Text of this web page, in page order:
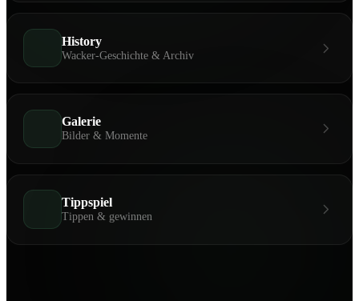
History
Wacker-Geschichte & Archiv
Galerie
Bilder & Momente
Tippspiel
Tippen & gewinnen